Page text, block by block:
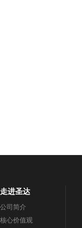
走进圣达
公司简介
核心价值观